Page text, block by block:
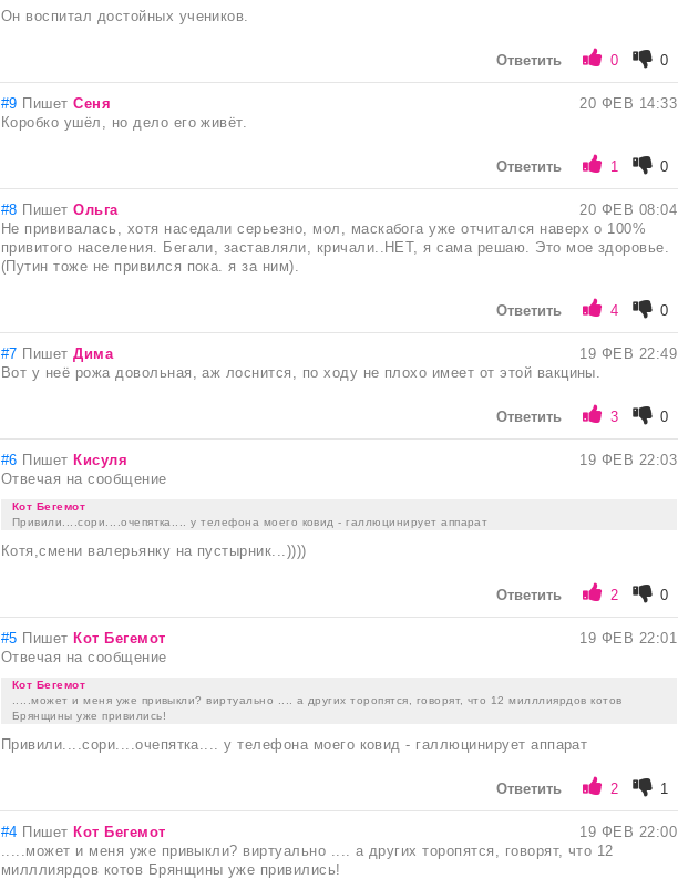
Он воспитал достойных учеников.
Ответить 0 0
#9 ПишетСеня
20 ФЕВ 14:33
Коробко ушёл, но дело его живёт.
Ответить 1 0
#8 ПишетОльга
20 ФЕВ 08:04
Не прививалась, хотя наседали серьезно, мол, маскабога уже отчитался наверх о 100%
привитого населения. Бегали, заставляли, кричали..НЕТ, я сама решаю. Это мое здоровье.
(Путин тоже не привился пока. я за ним).
Ответить 4 0
#7 ПишетДима
19 ФЕВ 22:49
Вот у неё рожа довольная, аж лоснится, по ходу не плохо имеет от этой вакцины.
Ответить 3 0
#6 Пишет Кисуля
19 ФЕВ 22:03
Отвечая на сообщение
Кот Бегемот
Привили....сори....очепятка.... у телефона моего ковид - галлюцинирует аппарат
Котя,смени валерьянку на пустырник...))))
Ответить 2 0
#5 Пишет Кот Бегемот
19 ФЕВ 22:01
Отвечая на сообщение
Кот Бегемот
.....может и меня уже привыкли? виртуально .... а других торопятся, говорят, что 12 милллиярдов котов
Брянщины уже привились!
Привили....сори....очепятка.... у телефона моего ковид - галлюцинирует аппарат
Ответить 2 1
#4 Пишет Кот Бегемот
19 ФЕВ 22:00
.....может и меня уже привыкли? виртуально .... а других торопятся, говорят, что 12
милллиярдов котов Брянщины уже привились!